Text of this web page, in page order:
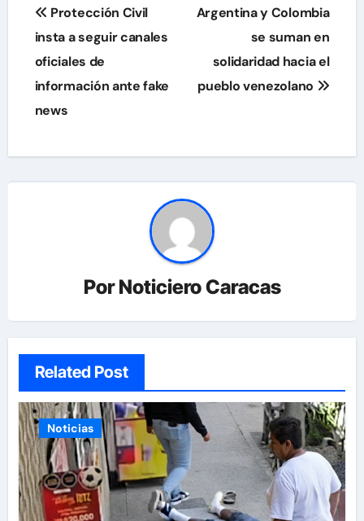
de
entradas
Protección Civil
insta a seguir canales
oficiales de
información ante fake
news
Argentina y Colombia
se suman en
solidaridad hacia el
pueblo venezolano
PorNoticiero Caracas
Related Post
Noticias